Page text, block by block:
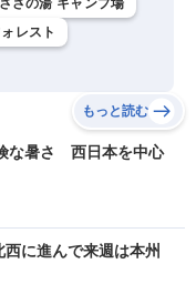
ささの湯 キャンプ場
レスト
もっと読む
な暑さ 西日本を中心
に進んで来週は本州